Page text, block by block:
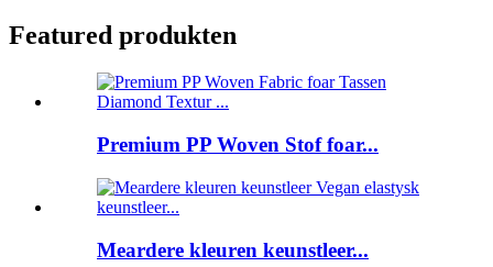
Featured produkten
Premium PP Woven Stof foar...
Meardere kleuren keunstleer...